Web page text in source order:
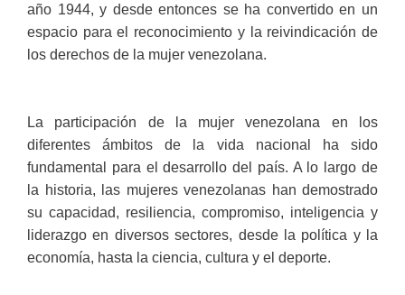
año 1944, y desde entonces se ha convertido en un
espacio para el reconocimiento y la reivindicación de
los derechos de la mujer venezolana.
La participación de la mujer venezolana en los
diferentes ámbitos de la vida nacional ha sido
fundamental para el desarrollo del país. A lo largo de
la historia, las mujeres venezolanas han demostrado
su capacidad, resiliencia, compromiso, inteligencia y
liderazgo en diversos sectores, desde la política y la
economía, hasta la ciencia, cultura y el deporte.